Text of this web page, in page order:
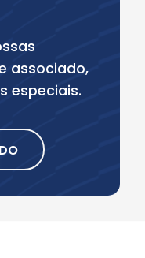
associado,
especiais.